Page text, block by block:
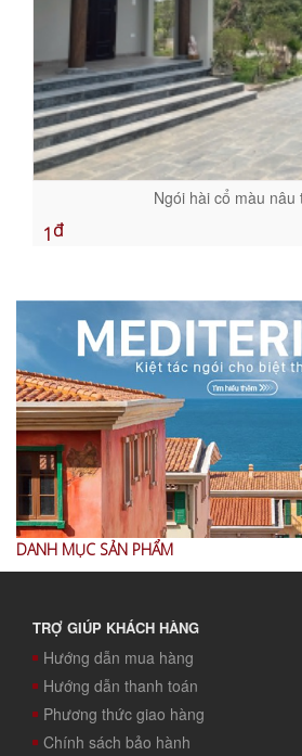
Ngói hài cổ màu nâu
1đ
DANH MỤC SẢN PHẨM
TRỢ GIÚP KHÁCH HÀNG
Hướng dẫn mua hàng
Hướng dẫn thanh toán
Phương thức giao hàng
Chính sách bảo hành